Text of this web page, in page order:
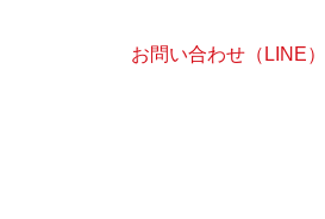
お問い合わせ（LINE）